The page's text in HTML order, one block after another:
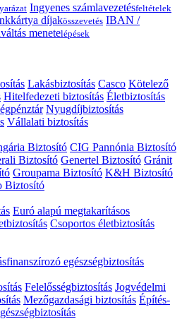
Ingyenes számlavezetésfeltételek
díjakösszevetés IBAN /
menetelépések
Lakásbiztosítás Casco Kötelező
Hitelfedezeti biztosítás Életbiztosítás
Nyugdíjbiztosítás
Vállalati biztosítás
Biztosító CIG Pannónia Biztosító
Biztosító Genertel Biztosító Gránit
Groupama Biztosító K&H Biztosító
Biztosító
Euró alapú megtakarításos
Csoportos életbiztosítás
egészségbiztosítás
Felelősségbiztosítás Jogvédelmi
Mezőgazdasági biztosítás Építés-